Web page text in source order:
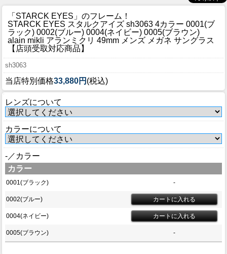
ITEM
ブログ
BLOG
COMPANY
インフォメーション
INFORMATION
「STARCK EYES」のフレーム！
STARCK EYES スタルクアイズ sh3063 4カラー 0001(ブ
ラック) 0002(ブルー) 0004(ネイビー) 0005(ブラウン)
alain mikli アランミクリ 49mm メンズ メガネ サングラス
【店頭受取対応商品】
sh3063
当店特別価格33,880円 (税込)
レンズについて
カラーについて
-／カラー
カラー
0001(ブラック) -
0002(ブルー)
0004(ネイビー)
0005(ブラウン) -